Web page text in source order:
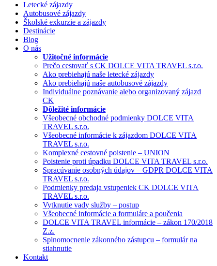
Letecké zájazdy
Autobusové zájazdy
Školské exkurzie a zájazdy
Destinácie
Blog
O nás
Užitočné informácie
Prečo cestovať s CK DOLCE VITA TRAVEL s.r.o.
Ako prebiehajú naše letecké zájazdy
Ako prebiehajú naše autobusové zájazdy
Individuálne poznávanie alebo organizovaný zájazd
CK
Dôležité informácie
Všeobecné obchodné podmienky DOLCE VITA
TRAVEL s.r.o.
Všeobecné informácie k zájazdom DOLCE VITA
TRAVEL s.r.o.
Komplexné cestovné poistenie – UNION
Poistenie proti úpadku DOLCE VITA TRAVEL s.r.o.
Spracúvanie osobných údajov – GDPR DOLCE VITA
TRAVEL s.r.o.
Podmienky predaja vstupeniek CK DOLCE VITA
TRAVEL s.r.o.
Vytknutie vady služby – postup
Všeobecné informácie a formuláre a poučenia
DOLCE VITA TRAVEL informácie – zákon 170/2018
Z.z.
Splnomocnenie zákonného zástupcu – formulár na
stiahnutie
Kontakt